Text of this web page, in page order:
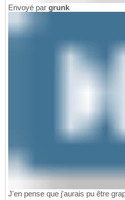
Envoyé par grunk
J'en pense que j'aurais pu être